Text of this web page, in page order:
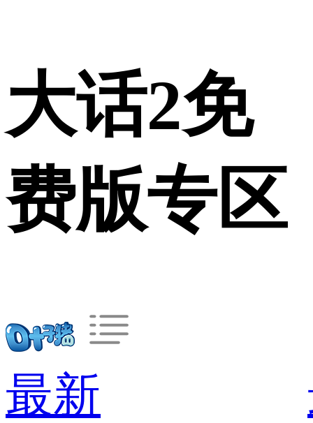
大话2免
费版专区
最新